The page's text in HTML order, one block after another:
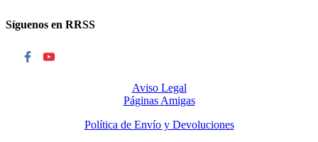
Síguenos en RRSS
Aviso Legal
Páginas Amigas
Política de Envío y Devoluciones